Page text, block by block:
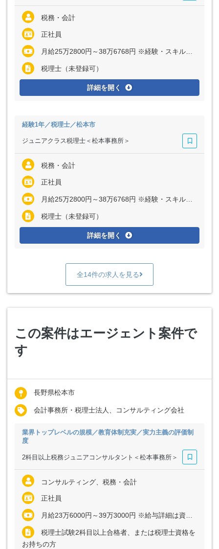
税務・会計
正社員
月給25万2800円～38万6768円 ※経験・スキルに応じて異なります
税理士（未登録可）
詳細を開く
経験1年／税理士／松本市
ジュニアクラス税理士＜松本事務所＞
税務・会計
正社員
月給25万2800円～38万6768円 ※経験・スキルに応じて異なります
税理士（未登録可）
詳細を開く
全14件の求人を見る
この案件はエージェント案件で
す
長野県松本市
会計事務所・税理士法人、コンサルティング会社
業界トップレベルの規模／教育体制充実／実力主義の評価制
度
2科目以上税務ジュニアコンサルタント＜松本事務所＞
コンサルティング、税務・会計
正社員
月給23万6000円～39万3000円 ※給与詳細は資格・経験・前職等を考慮の上同社規定により決定いたします ※インセンティブ制度あり
税理士試験2科目以上合格者、または税理士資格を
お持ちの方